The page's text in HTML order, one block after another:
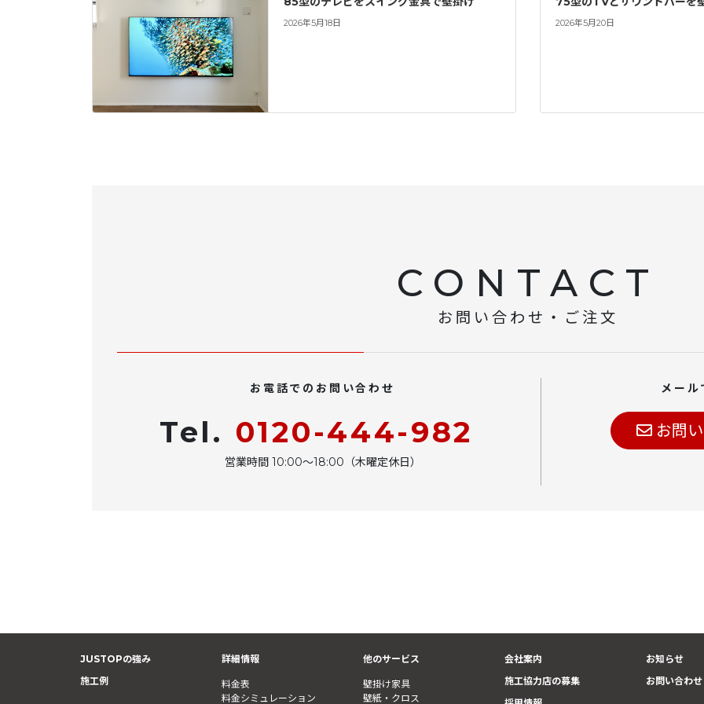
2026年5月18日 2026年5月20日
CONTACT
お問い合わせ・ご注文
お電話でのお問い合わせ
Tel. 0120-444-982
営業時間 10:00〜18:00（木曜定休日）
メー
お問
JUSTOPの強み
施工例
詳細情報
料金表
料金シミュレーション
他のサービス
壁掛け家具
壁紙・クロス
会社案内
施工協力店の募集
お知らせ
お問い合わ